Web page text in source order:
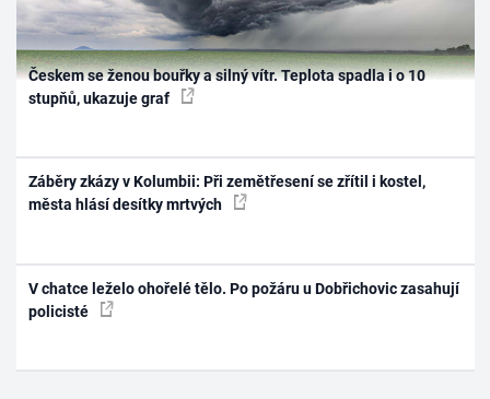
Českem se ženou bouřky a silný vítr. Teplota spadla i o 10
stupňů, ukazuje graf
Záběry zkázy v Kolumbii: Při zemětřesení se zřítil i kostel,
města hlásí desítky mrtvých
V chatce leželo ohořelé tělo. Po požáru u Dobřichovic zasahují
policisté